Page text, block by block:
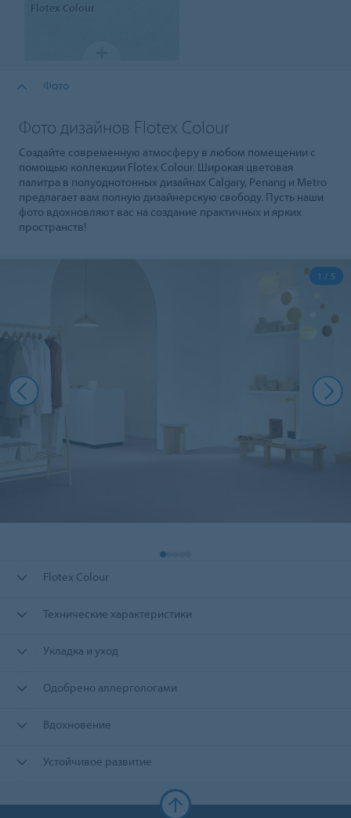
Flotex Colour
Фото
Фото дизайнов Flotex Colour
Создайте современную атмосферу в любом помещении с
помощью коллекции Flotex Colour. Широкая цветовая
палитра в полуоднотонных дизайнах Calgary, Penang и Metro
предлагает вам полную дизайнерскую свободу. Пусть наши
фото вдохновляют вас на создание практичных и ярких
пространств!
1 / 5
Flotex Colour
Технические характеристики
Укладка и уход
Одобрено аллергологами
Вдохновение
Устойчивое развитие